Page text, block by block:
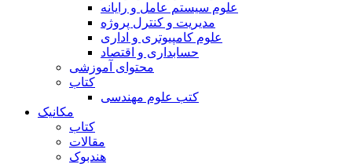
علوم سیستم عامل و رایانه
مدیریت و کنترل پروژه
علوم کامپیوتری و اداری
حسابداری و اقتصاد
محتوای آموزشی
کتاب
کتب علوم مهندسی
مکانیک
کتاب
مقالات
هندبوک